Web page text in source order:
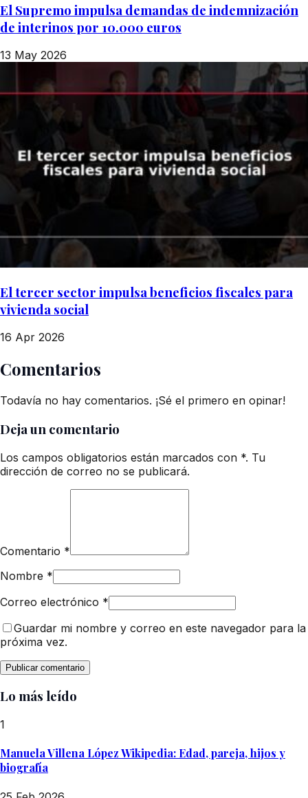
El Supremo impulsa demandas de indemnización
de interinos por 10.000 euros
13 May 2026
El tercer sector impulsa beneficios fiscales para
vivienda social
16 Apr 2026
Comentarios
Todavía no hay comentarios. ¡Sé el primero en opinar!
Deja un comentario
Los campos obligatorios están marcados con *. Tu
dirección de correo no se publicará.
Comentario *
Nombre *
Correo electrónico *
Guardar mi nombre y correo en este navegador para la
próxima vez.
Lo más leído
1
Manuela Villena López Wikipedia: Edad, pareja, hijos y
biografía